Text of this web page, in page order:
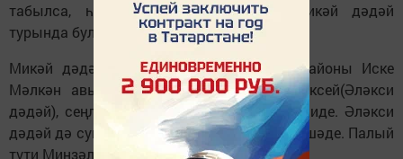
табылса, һичшиксез, иң зур бүлек Микәй дәдәй
турында булыр иде, мөгаен.
Микәй дәдәй 1909 нчы елда Минзәлә районы Иске
Мәлкән авылында туа. Аның энесе Алексей(Әләкси
дәдәй), сеңлесе Пелагия(Палый түти) бар иде. Әләкси
дәдәй дә сугышта катнашкан, Алабугада яшәде. Палый
түти Минзәләдә торды.